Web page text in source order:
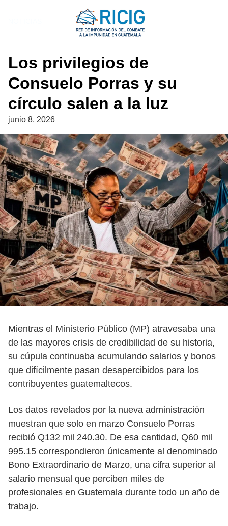
Los privilegios de
Consuelo Porras y su
círculo salen a la luz
junio 8, 2026
Mientras el Ministerio Público (MP) atravesaba una
de las mayores crisis de credibilidad de su historia,
su cúpula continuaba acumulando salarios y bonos
que difícilmente pasan desapercibidos para los
contribuyentes guatemaltecos.
Los datos revelados por la nueva administración
muestran que solo en marzo Consuelo Porras
recibió Q132 mil 240.30. De esa cantidad, Q60 mil
995.15 correspondieron únicamente al denominado
Bono Extraordinario de Marzo, una cifra superior al
salario mensual que perciben miles de
profesionales en Guatemala durante todo un año de
trabajo.